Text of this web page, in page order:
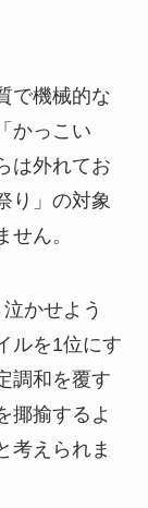
で機械的な
かっこい
は外れてお
り」の対象
ん。
かせよう
ルを1位にす
調和を覆す
揶揄するよ
考えられま